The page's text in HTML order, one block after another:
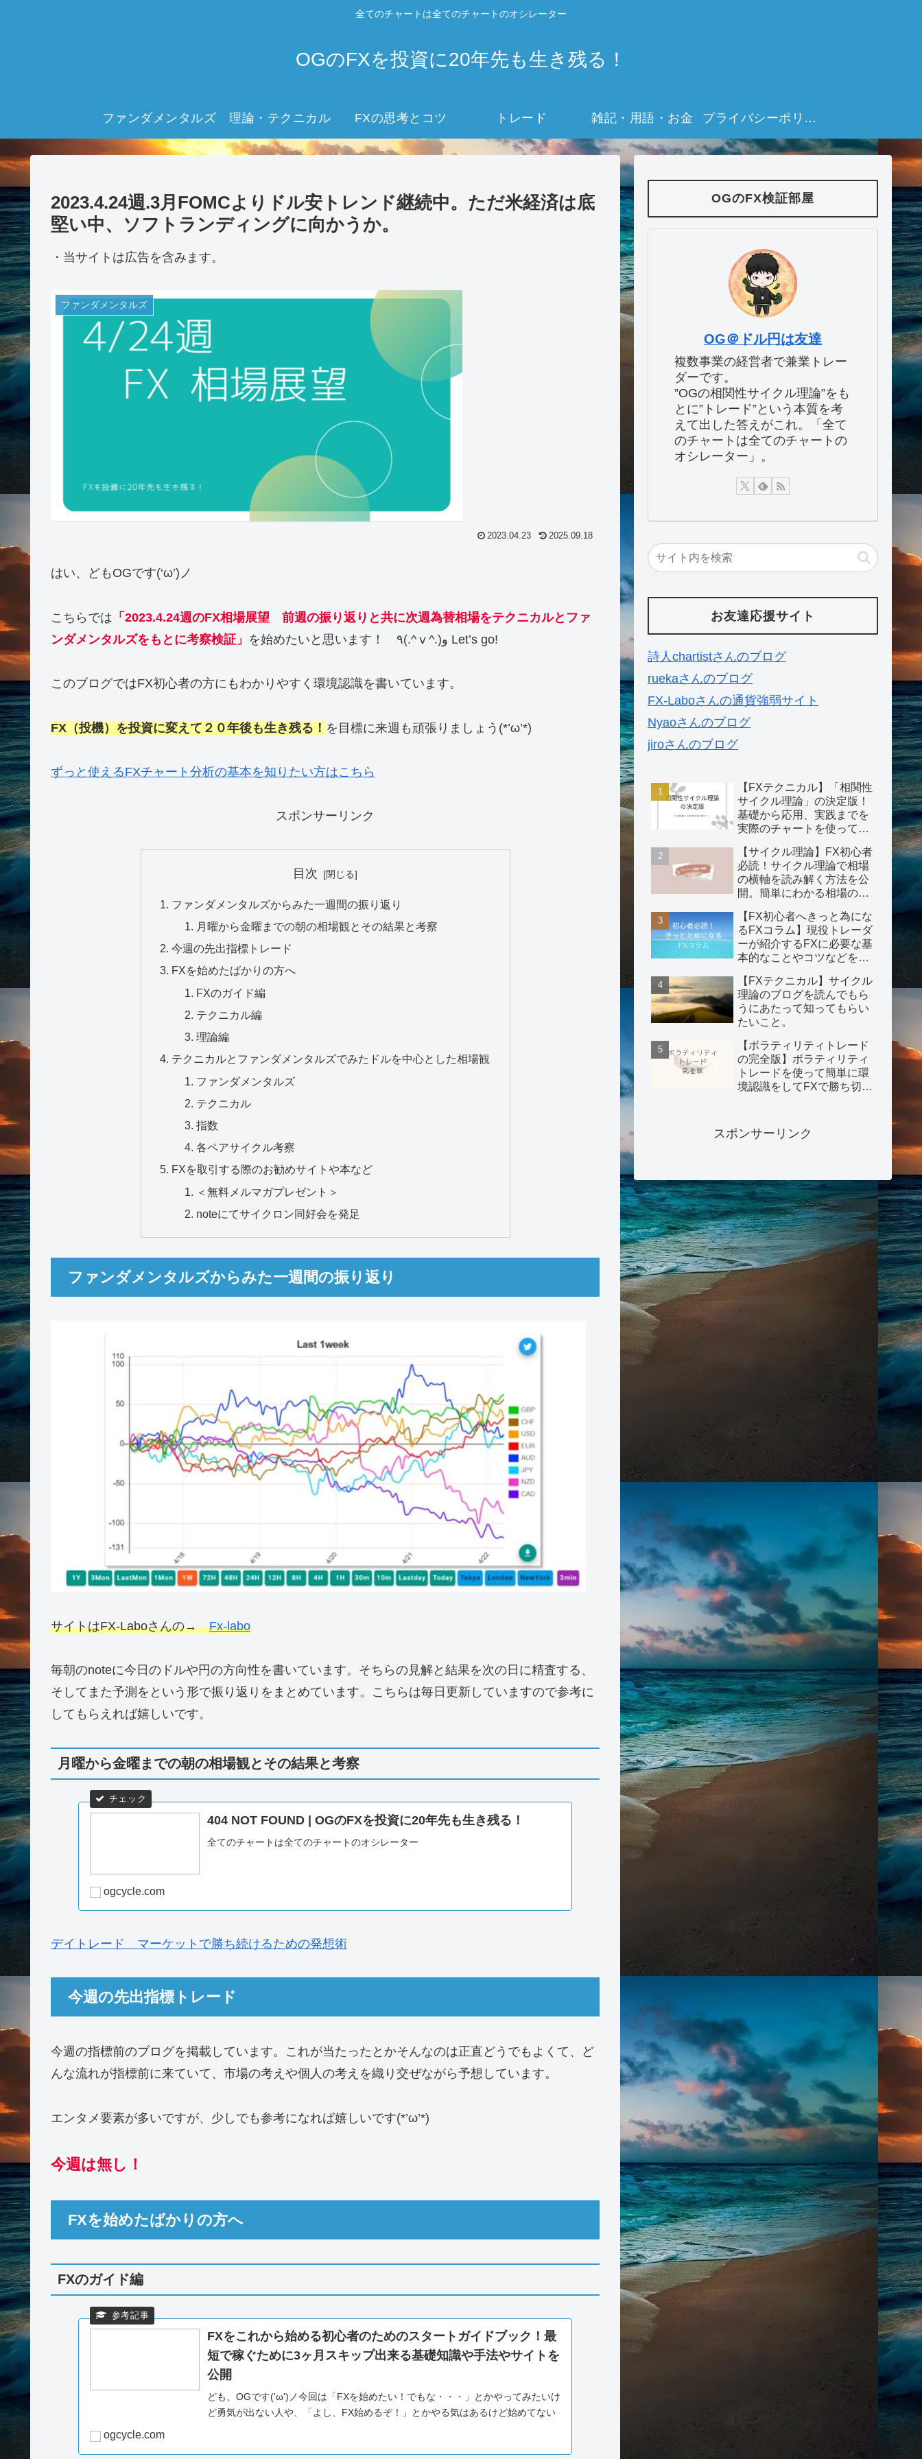
全てのチャートは全てのチャートのオシレーター
OGのFXを投資に20年先も生き残る！
ファンダメンタルズ 理論・テクニカル FXの思考とコツ トレード 雑記・用語・お金 プライバシーポリシー
2023.4.24週.3月FOMCよりドル安トレンド継続中。ただ米経済は底
堅い中、ソフトランディングに向かうか。
・当サイトは広告を含みます。
ファンダメンタルズ
2023.04.23 2025.09.18
はい、どもOGです(‘ω’)ノ
こちらでは
「2023.4.24週のFX相場展望 前週の振り返りと共に次週為替相場をテクニカルとファ
ファンダメンタルズからみた一週間の振り返り
月曜から金曜までの朝の相場観とその結果と考察
今週の先出指標トレード
FXを始めたばかりの方へ
FXのガイド編
テクニカル編
各ペアサイクル考察
FXを取引する際のお勧めサイトや本など
＜無料メルマガプレゼント＞
noteにてサイクロン同好会を発足
ファンダメンタルズからみた一週間の振り返り
サイトはFX-Laboさんの→
毎朝のnoteに今日のドルや円の方向性を書いています。そちらの見解と結果を次の日に精査する、
してもらえれば嬉しいです。
ogcycle.com
デイトレード マーケットで勝ち続けるための発想術
今週の先出指標トレード
今週の指標前のブログを掲載しています。これが当たったとかそんなのは正直どうでもよくて、ど
んな流れが指標前に来ていて、市場の考えや個人の考えを織り交ぜながら予想しています。
エンタメ要素が多いですが、少しでも参考になれば嬉しいです(*’ω’*)
今週は無し！
OGのFX検証部屋
OG＠ドル円は友達
複数事業の経営者で兼業トレー
ダーです。
”OGの相関性サイクル理論”をも
とに”トレード”という本質を考
えて出した答えがこれ。「全て
のチャートは全てのチャートの
オシレーター」。
お友達応援サイト
詩人chartistさんのブログ
ruekaさんのブログ
FX-Laboさんの通貨強弱サイト
Nyaoさんのブログ
jiroさんのブログ
【FXテクニカル】「相関性
サイクル理論」の決定版！
基礎から応用、実践までを
実際のチャートを使ってわ
【サイクル理論】FX初心者
必読！サイクル理論で相場
の横軸を読み解く方法を公
開。簡単にわかる相場の攻
【FX初心者へきっと為にな
るFXコラム】現役トレーダ
ーが紹介するFXに必要な基
本的なことやコツなどを紹
【FXテクニカル】サイクル
理論のブログを読んでもら
うにあたって知ってもらい
たいこと。
【ボラティリティトレード
の完全版】ボラティリティ
トレードを使って簡単に環
境認識をしてFXで勝ち切る
スポンサーリンク